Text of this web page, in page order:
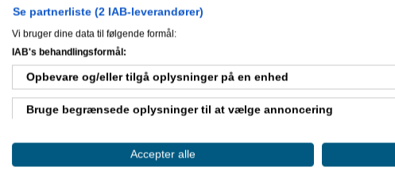
Lasse Hviid Schmidt
Levenrandør/nogle der har noget på
Lasse Hviid Schmidtsvarede påSøger
dig!.
11-02-2016
13-01-2016
Se partnerliste (2 IAB-leverandører)
Vi bruger dine data til følgende formål:
IAB's behandlingsformål:
Opbevare og/eller tilgå oplysninger på en enhed
Bruge begrænsede oplysninger til at vælge annoncering
Oprette profiler til tilpasset annoncering
Accepter alle